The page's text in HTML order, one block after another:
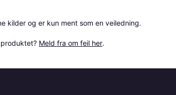
kilder og er kun ment som en veiledning.
Meld fra om feil her.